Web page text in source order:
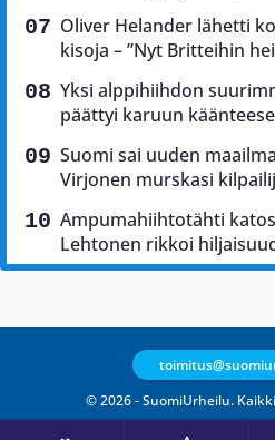
Oliver Helander lähetti
kisoja – ”Nyt Britteihin
Yksi alppihiihdon
päättyi karuun
Suomi sai uuden
Virjonen murskasi
Ampumahiihtotähti
Lehtonen rikkoi
© 2026 - SuomiUrheilu.